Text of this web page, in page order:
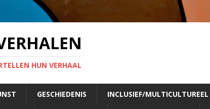
HUN VERHAAL
GESCHIEDENIS INCLUSIEF/MULTICULTUREEL